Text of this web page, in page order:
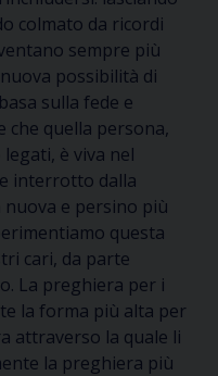
colmato da ricordi
sempre più
possibilità di
sulla fede e
che quella persona,
è viva nel
interrotto dalla
e persino più
questa
cari, da parte
La preghiera per i
la forma più alta per
attraverso la quale li
la preghiera più